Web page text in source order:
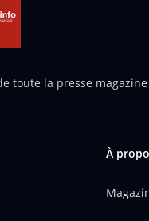
toute la presse
À